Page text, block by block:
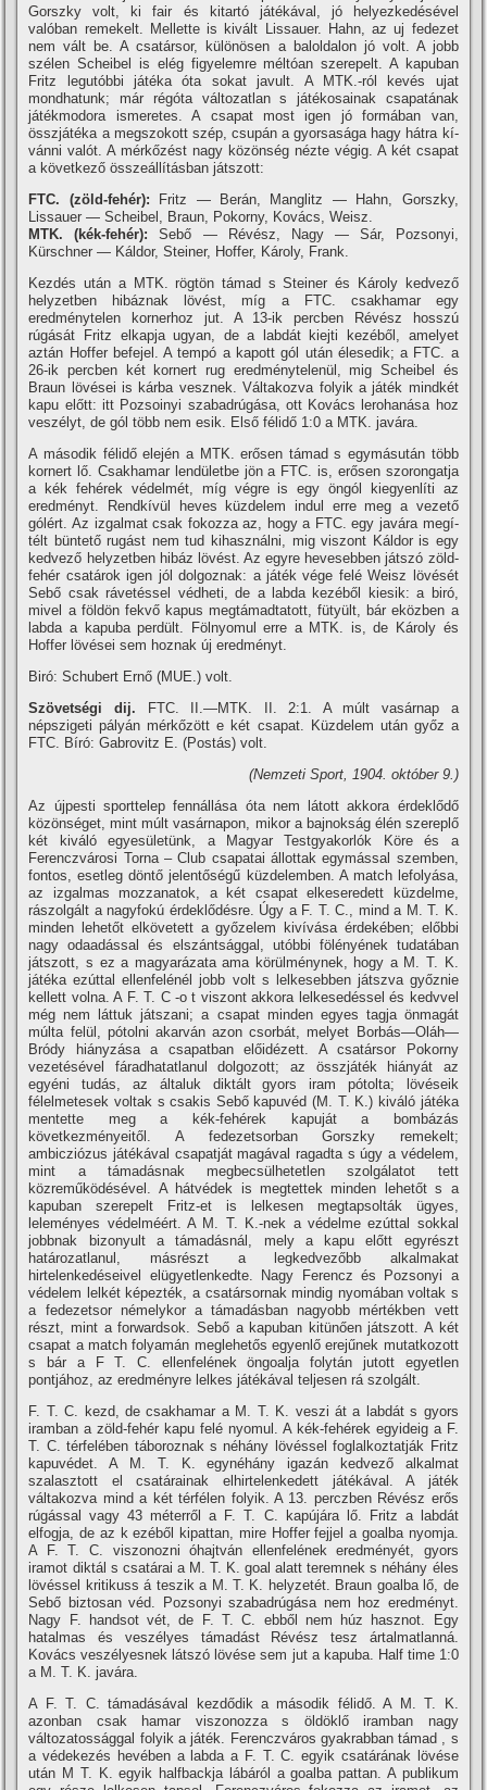
Gorszky volt, ki fair és kitartó játékával, jó helyezkedésével
valóban remekelt. Mellette is kivált Lissauer. Hahn, az uj fedezet
nem vált be. A csatársor, különösen a baloldalon jó volt. A jobb
szélen Scheibel is elég figyelemre méltóan szerepelt. A kapuban
Fritz legutóbbi játéka óta sokat javult. A MTK.-ról kevés ujat
mondhatunk; már régóta változatlan s játékosainak csapatának
játékmodora ismeretes. A csapat most igen jó formában van,
összjátéka a megszokott szép, csupán a gyorsasága hagy hátra kí­
vánni valót. A mérkőzést nagy közönség nézte végig. A két csapat
a következő összeállí­tásban játszott:
FTC. (zöld-fehér): Fritz — Berán, Manglitz — Hahn, Gorszky,
Lissauer — Scheibel, Braun, Pokorny, Kovács, Weisz.
MTK. (kék-fehér): Sebő — Révész, Nagy — Sár, Pozsonyi,
Kürschner — Káldor, Steiner, Hoffer, Károly, Frank.
Kezdés után a MTK. rögtön támad s Steiner és Károly kedvező
helyzetben hibáznak lövést, mí­g a FTC. csakhamar egy
eredménytelen kornerhoz jut. A 13-ik percben Révész hosszú
rúgását Fritz elkapja ugyan, de a labdát kiejti kezéből, amelyet
aztán Hoffer befejel. A tempó a kapott gól után élesedik; a FTC. a
26-ik percben két kornert rug eredménytelenül, mig Scheibel és
Braun lövései is kárba vesznek. Váltakozva folyik a játék mindkét
kapu előtt: itt Pozsoinyi szabadrúgása, ott Kovács lerohanása hoz
veszélyt, de gól több nem esik. Első félidő 1:0 a MTK. javára.
A második félidő elején a MTK. erősen támad s egymásután több
kornert lő. Csakhamar lendületbe jön a FTC. is, erősen szorongatja
a kék fehérek védelmét, mí­g végre is egy öngól kiegyenlí­ti az
eredményt. Rendkí­vül heves küzdelem indul erre meg a vezető
gólért. Az izgalmat csak fokozza az, hogy a FTC. egy javára megí­
télt büntető rugást nem tud kihasználni, mig viszont Káldor is egy
kedvező helyzetben hibáz lövést. Az egyre hevesebben játszó zöld-
fehér csatárok igen jól dolgoznak: a játék vége felé Weisz lövését
Sebő csak rávetéssel védheti, de a labda kezéből kiesik: a biró,
mivel a földön fekvő kapus megtámadtatott, fütyült, bár eközben a
labda a kapuba perdült. Fölnyomul erre a MTK. is, de Károly és
Hoffer lövései sem hoznak új eredményt.
Biró: Schubert Ernő (MUE.) volt.
Szövetségi dij. FTC. II.—MTK. II. 2:1. A múlt vasárnap a
népszigeti pályán mérkőzött e két csapat. Küzdelem után győz a
FTC. Bí­ró: Gabrovitz E. (Postás) volt.
(Nemzeti Sport, 1904. október 9.)
Az újpesti sporttelep fennállása óta nem látott akkora érdeklődő
közönséget, mint múlt vasárnapon, mikor a bajnokság élén szereplő
két kiváló egyesületünk, a Magyar Testgyakorlók Köre és a
Ferenczvárosi Torna – Club csapatai állottak egymással szemben,
fontos, esetleg döntő jelentőségű küzdelemben. A match lefolyása,
az izgalmas mozzanatok, a két csapat elkeseredett küzdelme,
rászolgált a nagyfokú érdeklődésre. Úgy a F. T. C., mind a M. T. K.
minden lehetőt elkövetett a győzelem kiví­vása érdekében; előbbi
nagy odaadással és elszántsággal, utóbbi fölényének tudatában
játszott, s ez a magyarázata ama körülménynek, hogy a M. T. K.
játéka ezúttal ellenfelénél jobb volt s lelkesebben játszva győznie
kellett volna. A F. T. C -o t viszont akkora lelkesedéssel és kedvvel
még nem láttuk játszani; a csapat minden egyes tagja önmagát
múlta felül, pótolni akarván azon csorbát, melyet Borbás—Oláh—
Bródy hiányzása a csapatban előidézett. A csatársor Pokorny
vezetésével fáradhatatlanul dolgozott; az összjáték hiányát az
egyéni tudás, az általuk diktált gyors iram pótolta; lövéseik
félelmetesek voltak s csakis Sebő kapuvéd (M. T. K.) kiváló játéka
mentette meg a kék-fehérek kapuját a bombázás
következményeitől. A fedezetsorban Gorszky remekelt;
ambicziózus játékával csapatját magával ragadta s úgy a védelem,
mint a támadásnak megbecsülhetetlen szolgálatot tett
közreműködésével. A hátvédek is megtettek minden lehetőt s a
kapuban szerepelt Fritz-et is lelkesen megtapsolták ügyes,
leleményes védelméért. A M. T. K.-nek a védelme ezúttal sokkal
jobbnak bizonyult a támadásnál, mely a kapu előtt egyrészt
határozatlanul, másrészt a legkedvezőbb alkalmakat
hirtelenkedéseivel elügyetlenkedte. Nagy Ferencz és Pozsonyi a
védelem lelkét képezték, a csatársornak mindig nyomában voltak s
a fedezetsor némelykor a támadásban nagyobb mértékben vett
részt, mint a forwardsok. Sebő a kapuban kitünően játszott. A két
csapat a match folyamán meglehetős egyenlő erejűnek mutatkozott
s bár a F T. C. ellenfelének öngoalja folytán jutott egyetlen
pontjához, az eredményre lelkes játékával teljesen rá szolgált.
F. T. C. kezd, de csakhamar a M. T. K. veszi át a labdát s gyors
iramban a zöld-fehér kapu felé nyomul. A kék-fehérek egyideig a F.
T. C. térfelében táboroznak s néhány lövéssel foglalkoztatják Fritz
kapuvédet. A M. T. K. egynéhány igazán kedvező alkalmat
szalasztott el csatárainak elhirtelenkedett játékával. A játék
váltakozva mind a két térfélen folyik. A 13. perczben Révész erős
rúgással vagy 43 méterről a F. T. C. kapújára lő. Fritz a labdát
elfogja, de az k ezéből kipattan, mire Hoffer fejjel a goalba nyomja.
A F. T. C. viszonozni óhajtván ellenfelének eredményét, gyors
iramot diktál s csatárai a M. T. K. goal alatt teremnek s néhány éles
lövéssel kritikuss á teszik a M. T. K. helyzetét. Braun goalba lő, de
Sebő biztosan véd. Pozsonyi szabadrúgása nem hoz eredményt.
Nagy F. handsot vét, de F. T. C. ebből nem húz hasznot. Egy
hatalmas és veszélyes támadást Révész tesz ártalmatlanná.
Kovács veszélyesnek látszó lövése sem jut a kapuba. Half time 1:0
a M. T. K. javára.
A F. T. C. támadásával kezdődik a második félidő. A M. T. K.
azonban csak hamar viszonozza s öldöklő iramban nagy
változatossággal folyik a játék. Ferenczváros gyakrabban támad , s
a védekezés hevében a labda a F. T. C. egyik csatárának lövése
után M T. K. egyik halfbackja lábáról a goalba pattan. A publikum